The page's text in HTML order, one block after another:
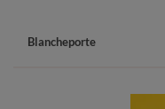
Blancheporte